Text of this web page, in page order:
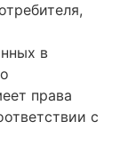
в
права
с